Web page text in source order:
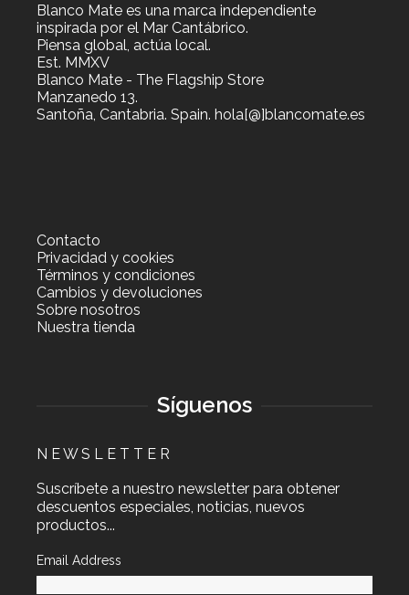
Blanco Mate es una marca independiente
inspirada por el Mar Cantábrico.
Piensa global, actúa local.
Est. MMXV
Blanco Mate - The Flagship Store
Manzanedo 13.
Santoña, Cantabria. Spain. hola[@]blancomate.es
Contacto
Privacidad y cookies
Términos y condiciones
Cambios y devoluciones
Sobre nosotros
Nuestra tienda
Síguenos
N E W S L E T T E R
Suscríbete a nuestro newsletter para obtener
descuentos especiales, noticias, nuevos
productos...
Email Address